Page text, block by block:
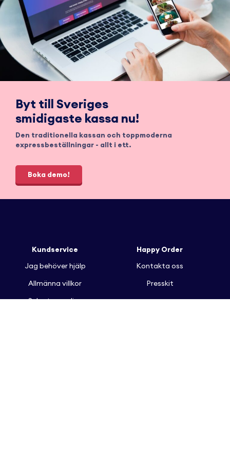
Byt till Sveriges
smidigaste kassa nu!
Den traditionella kassan och toppmoderna
expressbeställningar - allt i ett.
Boka demo!
Kundservice
Jag behöver hjälp
Allmänna villkor
Sekretesspolicy
Happy Order
Kontakta oss
Presskit